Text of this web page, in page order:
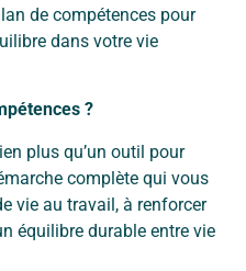
de compétences pour
dans votre vie
?
plus qu’un outil pour
complète qui vous
vie au travail, à renforcer
équilibre durable entre vie